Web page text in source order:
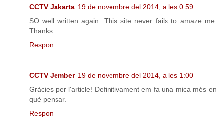
CCTV Jakarta 19 de novembre del 2014, a les 0:59
SO well written again. This site never fails to amaze me.
Thanks
Respon
CCTV Jember 19 de novembre del 2014, a les 1:00
Gràcies per l'article! Definitivament em fa una mica més en
què pensar.
Respon